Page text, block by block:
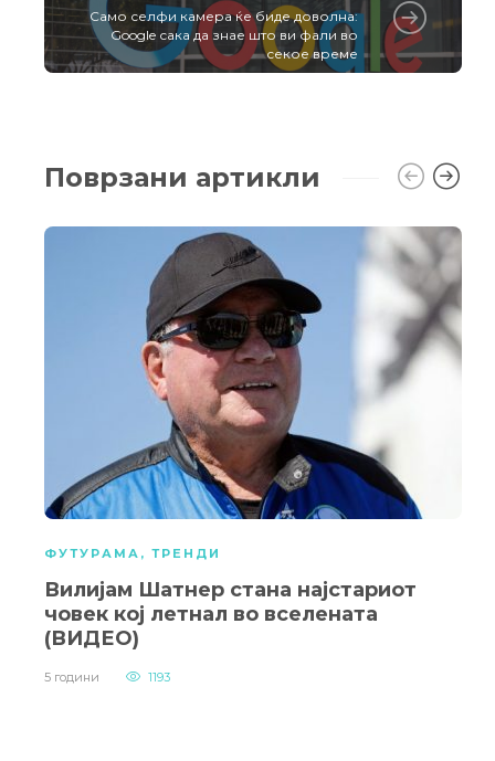
Само селфи камера ќе биде доволна:
Google сака да знае што ви фали во
секое време
Поврзани артикли
ФУТУРАМА , ТРЕНДИ
Вилијам Шатнер стана најстариот
човек кој летнал во вселената
(ВИДЕО)
5 години 1193